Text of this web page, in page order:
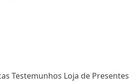
Testemunhos Loja de Presentes